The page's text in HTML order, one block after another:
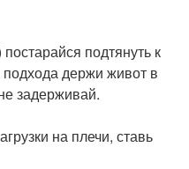
подтянуть к
держи живот в
задерживай.
на плечи, ставь